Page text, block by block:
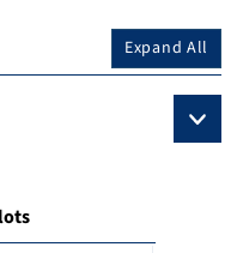
Expand All